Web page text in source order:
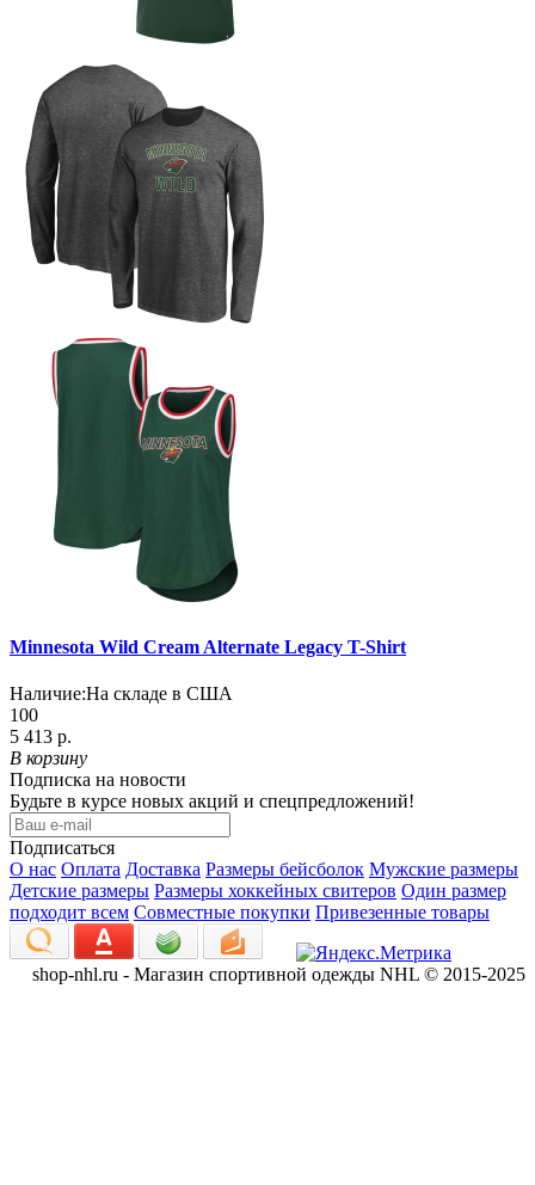
Minnesota Wild Cream Alternate Legacy T-Shirt
Наличие:На складе в США
100
5 413 р.
В корзину
Подписка на новости
Будьте в курсе новых акций и спецпредложений!
Подписаться
О нас Оплата Доставка Размеры бейсболок Мужские размеры
Детские размеры Размеры хоккейных свитеров Один размер
подходит всем Совместные покупки Привезенные товары
shop-nhl.ru - Магазин спортивной одежды NHL © 2015-2025